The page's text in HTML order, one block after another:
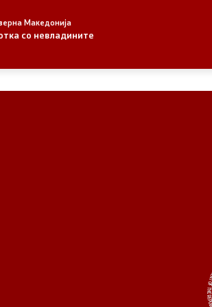
Македонија
со невладините